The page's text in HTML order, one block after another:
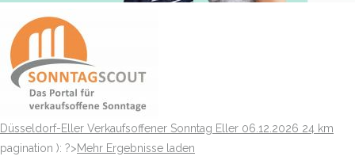
Düsseldorf-Eller Verkaufsoffener Sonntag Eller 06.12.2026 24 km
pagination ): ?>Mehr Ergebnisse laden